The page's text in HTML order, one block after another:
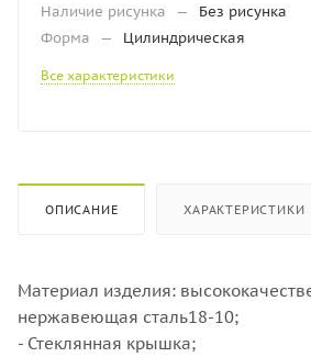
Наличие рисунка
—
Без рисунка
Форма
— Цилиндрическая
Все характеристики
ОПИСАНИЕ ХАРАКТЕРИСТИКИ
Материал изделия:
нержавеющая сталь18-10;
- Стеклянная крышка;